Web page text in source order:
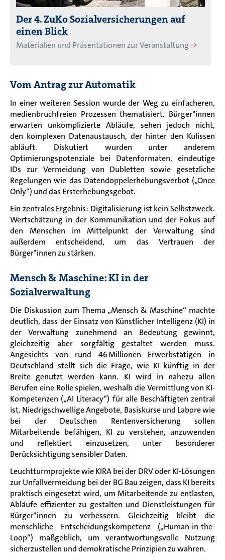
Der 4. ZuKo Sozialversicherungen auf
einen Blick
Materialien und Präsentationen zur Veranstaltung
Vom Antrag zur Automatik
In einer weiteren Session wurde der Weg zu einfacheren,
medienbruchfreien Prozessen thematisiert. Bürger*innen
erwarten unkomplizierte Abläufe, sehen jedoch nicht,
den komplexen Datenaustausch, der hinter den Kulissen
abläuft. Diskutiert wurden unter anderem
Optimierungspotenziale bei Datenformaten, eindeutige
IDs zur Vermeidung von Dubletten sowie gesetzliche
Regelungen wie das Datendoppelerhebungsverbot („Once
Only“) und das Ersterhebungsgebot.
Ein zentrales Ergebnis: Digitalisierung ist kein Selbstzweck.
Wertschätzung in der Kommunikation und der Fokus auf
den Menschen im Mittelpunkt der Verwaltung sind
außerdem entscheidend, um das Vertrauen der
Bürger*innen zu stärken.
Mensch & Maschine: KI in der
Sozialverwaltung
Die Diskussion zum Thema „Mensch & Maschine“ machte
deutlich, dass der Einsatz von Künstlicher Intelligenz (KI) in
der Verwaltung zunehmend an Bedeutung gewinnt,
gleichzeitig aber sorgfältig gestaltet werden muss.
Angesichts von rund 46 Millionen Erwerbstätigen in
Deutschland stellt sich die Frage, wie KI künftig in der
Breite genutzt werden kann. KI wird in nahezu allen
Berufen eine Rolle spielen, weshalb die Vermittlung von KI-
Kompetenzen („AI Literacy“) für alle Beschäftigten zentral
ist. Niedrigschwellige Angebote, Basiskurse und Labore wie
bei der Deutschen Rentenversicherung sollen
Mitarbeitende befähigen, KI zu verstehen, anzuwenden
und reflektiert einzusetzen, unter besonderer
Berücksichtigung sensibler Daten.
Leuchtturmprojekte wie KIRA bei der DRV oder KI-Lösungen
zur Unfallvermeidung bei der BG Bau zeigen, dass KI bereits
praktisch eingesetzt wird, um Mitarbeitende zu entlasten,
Abläufe effizienter zu gestalten und Dienstleistungen für
Bürger*innen zu verbessern. Gleichzeitig bleibt die
menschliche Entscheidungskompetenz („Human-in-the-
Loop“) maßgeblich, um verantwortungsvolle Nutzung
sicherzustellen und demokratische Prinzipien zu wahren.